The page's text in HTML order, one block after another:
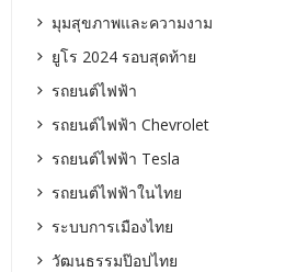
มุมสุขภาพและความงาม
ยูโร 2024 รอบสุดท้าย
รถยนต์ไฟฟ้า
รถยนต์ไฟฟ้า Chevrolet
รถยนต์ไฟฟ้า Tesla
รถยนต์ไฟฟ้าในไทย
ระบบการเมืองไทย
วัฒนธรรมป๊อปไทย